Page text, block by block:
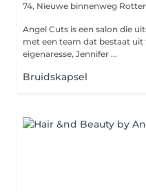
74, Nieuwe binnenweg
Angel Cuts is een salon die
met een team dat bestaat uit
eigenaresse, Jennifer ...
Bruidskapsel